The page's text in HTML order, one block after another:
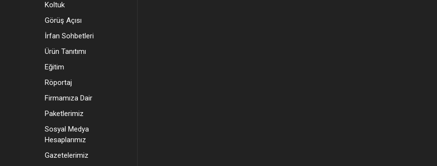
Koltuk
Görüş Açısı
İrfan Sohbetleri
Ürün Tanıtımı
Eğitim
Röportaj
Firmamıza Dair
Paketlerimiz
Sosyal Medya
Hesaplarımız
Gazetelerimiz